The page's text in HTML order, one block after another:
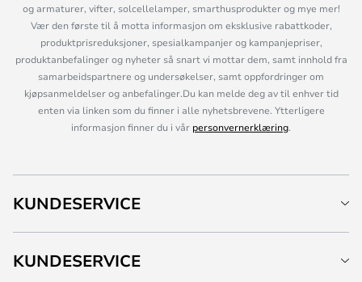
og armaturer, vifter, solcellelamper, smarthusprodukter og mye mer!
Vær den første til å motta informasjon om eksklusive rabattkoder,
produktprisreduksjoner, spesialkampanjer og kampanjepriser,
produktanbefalinger og nyheter så snart vi mottar dem, samt innhold fra
samarbeidspartnere og undersøkelser, samt oppfordringer om
kjøpsanmeldelser og anbefalinger.Du kan melde deg av til enhver tid
enten via linken som du finner i alle nyhetsbrevene. Ytterligere
informasjon finner du i vår personvernerklæring.
KUNDESERVICE
KUNDESERVICE